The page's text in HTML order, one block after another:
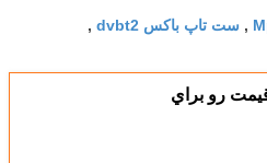
, ست تاپ باکس dvbt2
,
رو براي